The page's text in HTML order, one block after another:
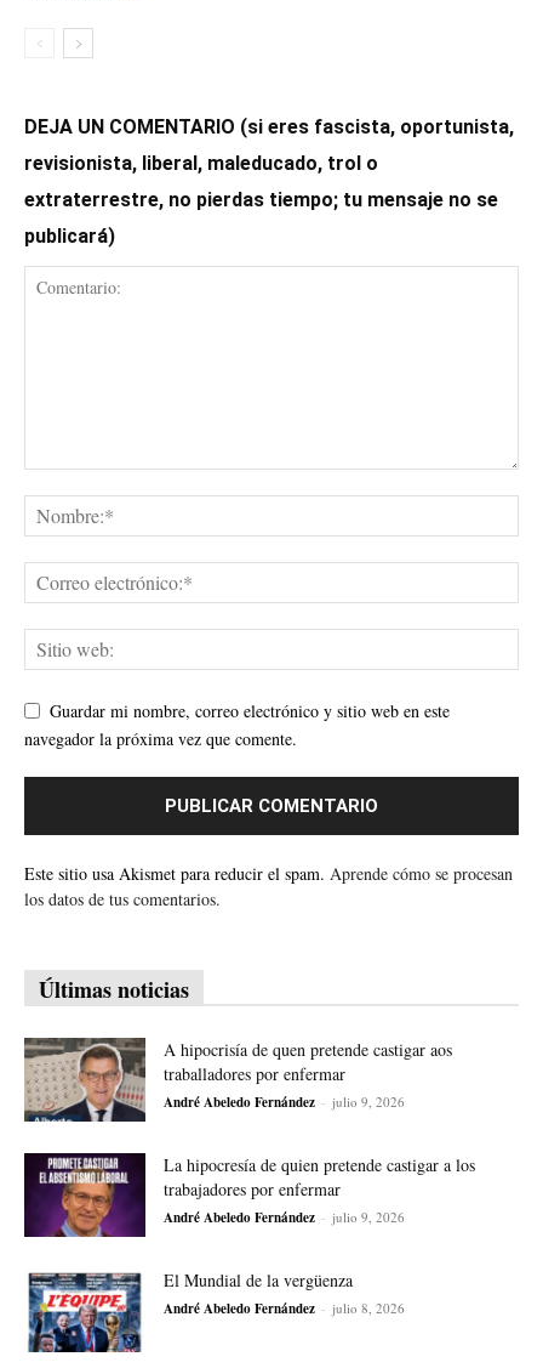
DEJA UN COMENTARIO (si eres fascista, oportunista,
revisionista, liberal, maleducado, trol o
extraterrestre, no pierdas tiempo; tu mensaje no se
publicará)
Guardar mi nombre, correo electrónico y sitio web en este
navegador la próxima vez que comente.
Este sitio usa Akismet para reducir el spam. Aprende cómo se procesan
los datos de tus comentarios.
Últimas noticias
A hipocrisía de quen pretende castigar aos
traballadores por enfermar
André Abeledo Fernández - julio 9, 2026
La hipocresía de quien pretende castigar a los
trabajadores por enfermar
André Abeledo Fernández - julio 9, 2026
El Mundial de la vergüenza
André Abeledo Fernández - julio 8, 2026